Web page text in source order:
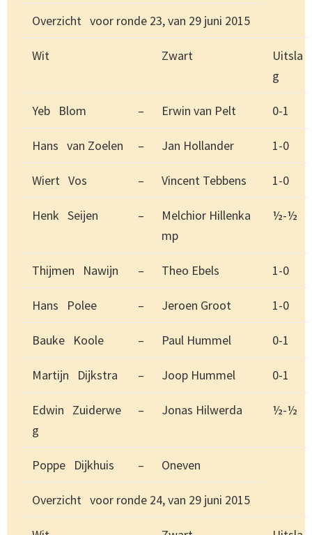
Overzicht voor ronde 23, van 29 juni 2015
Wit Zwart
Uitsla
g
Yeb Blom – Erwin van Pelt 0-1
Hans van Zoelen – Jan Hollander 1-0
Wiert Vos – Vincent Tebbens 1-0
Henk Seijen –
Melchior Hillenka
mp
½-½
Thijmen Nawijn – Theo Ebels 1-0
Hans Polee – Jeroen Groot 1-0
Bauke Koole – Paul Hummel 0-1
Martijn Dijkstra – Joop Hummel 0-1
Edwin Zuiderwe
g
– Jonas Hilwerda ½-½
Poppe Dijkhuis – Oneven
Overzicht voor ronde 24, van 29 juni 2015